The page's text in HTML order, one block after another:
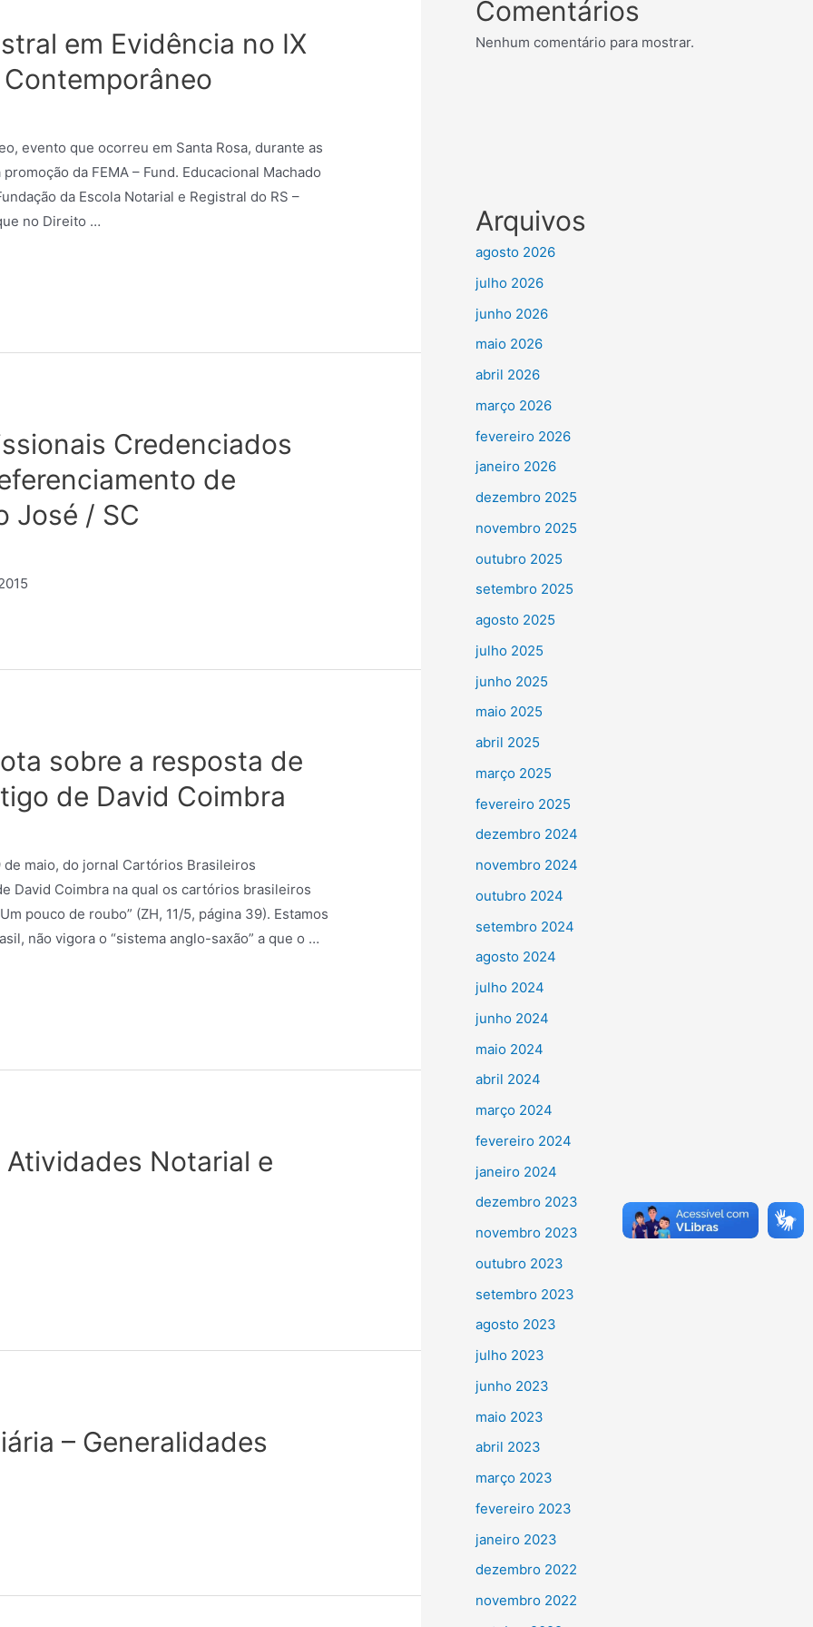
em Evidência no IX
evento que ocorreu em Santa Rosa, durante as
da FEMA – Fund. Educacional Machado
da Escola Notarial e Registral do RS –
no Direito …
Credenciados
de
José / SC
sobre a resposta de
de David Coimbra
maio, do jornal Cartórios Brasileiros
David Coimbra na qual os cartórios brasileiros
pouco de roubo” (ZH, 11/5, página 39). Estamos
não vigora o “sistema anglo-saxão” a que o …
Notarial e
– Generalidades
Comentários
Nenhum comentário para mostrar.
Arquivos
agosto 2026
julho 2026
junho 2026
maio 2026
abril 2026
março 2026
fevereiro 2026
janeiro 2026
dezembro 2025
novembro 2025
outubro 2025
setembro 2025
agosto 2025
julho 2025
junho 2025
maio 2025
abril 2025
março 2025
fevereiro 2025
dezembro 2024
novembro 2024
outubro 2024
setembro 2024
agosto 2024
julho 2024
junho 2024
maio 2024
abril 2024
março 2024
fevereiro 2024
janeiro 2024
dezembro 2023
novembro 2023
outubro 2023
setembro 2023
agosto 2023
julho 2023
junho 2023
maio 2023
abril 2023
março 2023
fevereiro 2023
janeiro 2023
dezembro 2022
novembro 2022